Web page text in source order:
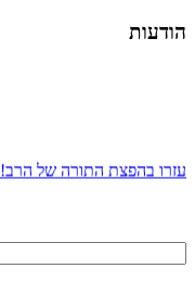
הודעות
עזרו בהפצת התורה של הרב!